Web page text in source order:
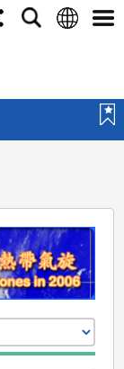
搜
語
選